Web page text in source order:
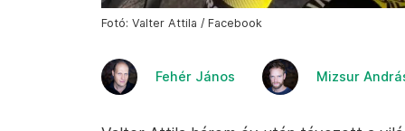
Fotó: Valter Attila / Facebook
Fehér János Mizsur